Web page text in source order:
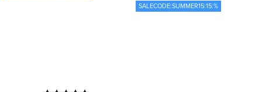
SALECODE:SUMMER15:15:%